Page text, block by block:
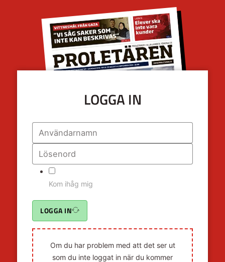
LOGGA IN
Kom ihåg mig
LOGGA IN
Om du har problem med att det ser ut
som du inte loggat in när du kommer